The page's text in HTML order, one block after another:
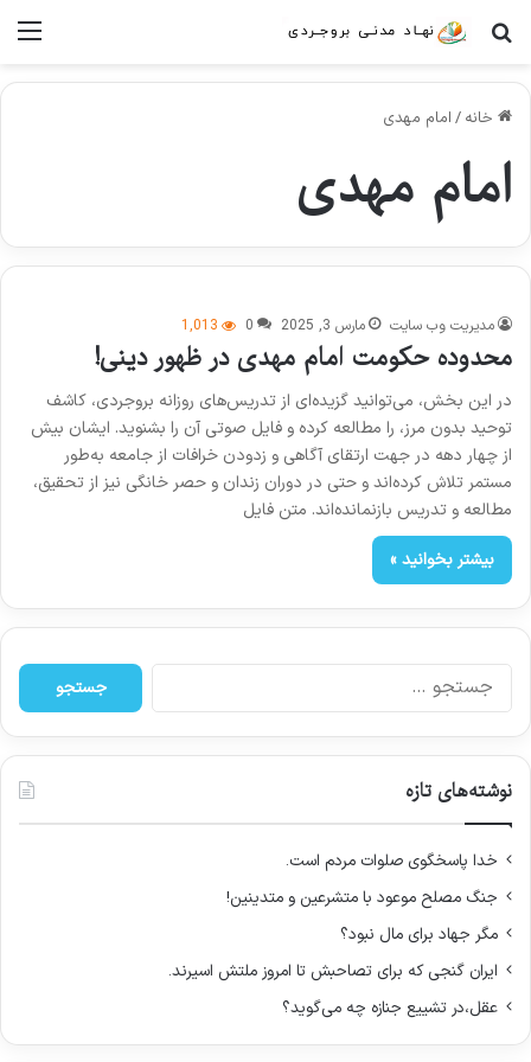
جستجو برای
خانه / امام مهدی
امام مهدی
مدیریت وب سایت مارس 3, 2025 0
1,013
محدوده حکومت امام مهدی در ظهور دینی!
در این بخش، می‌توانید گزیده‌ای از تدریس‌های روزانه بروجردی، کاشف
توحید بدون مرز، را مطالعه کرده و فایل صوتی آن را بشنوید. ایشان بیش
از چهار دهه در جهت ارتقای آگاهی و زدودن خرافات از جامعه به‌طور
مستمر تلاش کرده‌اند و حتی در دوران زندان و حصر خانگی نیز از تحقیق،
مطالعه و تدریس بازنمانده‌اند. متن فایل
بیشتر بخوانید »
ج
س
ج
ر
نوشته‌های تازه
خدا پاسخگوی صلوات مردم است.
جنگ مصلح موعود با متشرعین و متدینین!
مگر جهاد برای مال نبود؟
ایران گنجی که برای تصاحبش تا امروز ملتش اسیرند.
عقل،در تشییع جنازه چه می‌گوید؟